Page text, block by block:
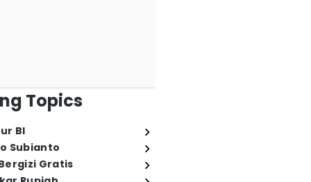
Topics
BI
Subianto
Gratis